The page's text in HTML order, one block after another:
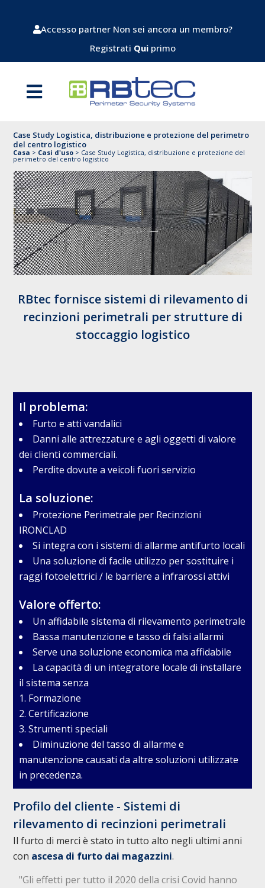
Accesso partnerNon sei ancora un membro?
Registrati Quiprimo
Case Study Logistica, distribuzione e protezione del perimetro
del centro logistico
Casa > Casi d'uso > Case Study Logistica, distribuzione e protezione del
perimetro del centro logistico
RBtec fornisce sistemi di rilevamento di
recinzioni perimetrali per strutture di
stoccaggio logistico
Il problema:
Furto e atti vandalici
Danni alle attrezzature e agli oggetti di valore
dei clienti commerciali.
Perdite dovute a veicoli fuori servizio
La soluzione:
Protezione Perimetrale per Recinzioni
IRONCLAD
Si integra con i sistemi di allarme antifurto locali
Una soluzione di facile utilizzo per sostituire i
raggi fotoelettrici / le barriere a infrarossi attivi
Valore offerto:
Un affidabile sistema di rilevamento perimetrale
Bassa manutenzione e tasso di falsi allarmi
Serve una soluzione economica ma affidabile
La capacità di un integratore locale di installare
il sistema senza
1. Formazione
2. Certificazione
3. Strumenti speciali
Diminuzione del tasso di allarme e
manutenzione causati da altre soluzioni utilizzate
in precedenza.
Profilo del cliente - Sistemi di
rilevamento di recinzioni perimetrali
Il furto di merci è stato in tutto alto negli ultimi anni
con ascesa di furto dai magazzini.
"Gli effetti per tutto il 2020 della crisi Covid hanno